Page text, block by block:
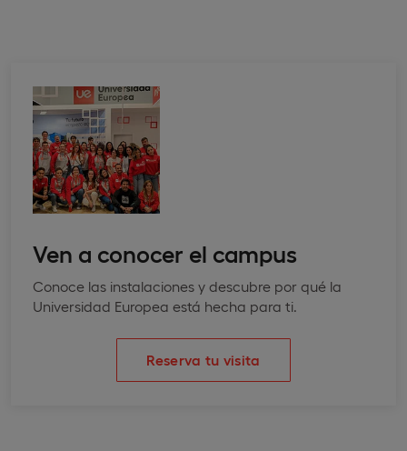
Ven a conocer el campus
Conoce las instalaciones y descubre por qué la
Universidad Europea está hecha para ti.
Reserva tu visita